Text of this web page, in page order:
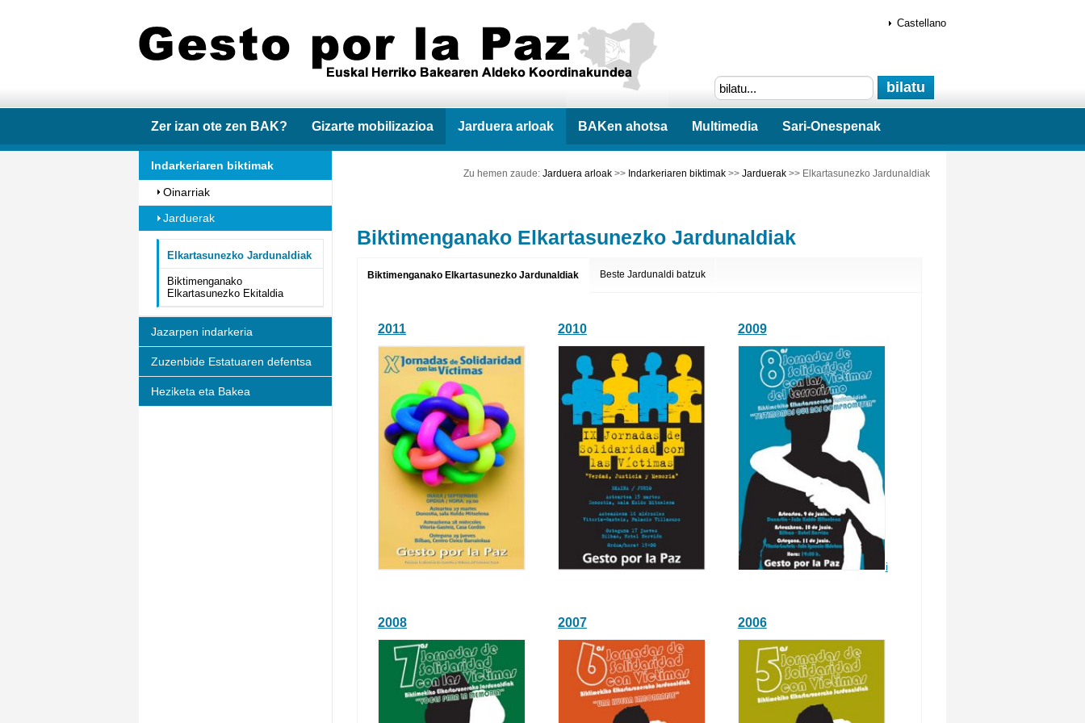
Castellano
Zer izan ote zen BAK? Gizarte mobilizazioa Jarduera arloak BAKen ahotsa Multimedia Sari-Onespenak
Zu hemen zaude: Jarduera arloak >> Indarkeriaren biktimak >> Jarduerak >> Elkartasunezko Jardunaldiak
Indarkeriaren biktimak
Oinarriak
Jarduerak
Elkartasunezko Jardunaldiak
Biktimenganako
Elkartasunezko Ekitaldia
Jazarpen indarkeria
Zuzenbide Estatuaren defentsa
Heziketa eta Bakea
Biktimenganako Elkartasunezko Jardunaldiak
Biktimenganako Elkartasunezko Jardunaldiak Beste Jardunaldi batzuk
2011 2010 2009
i
2008 2007 2006